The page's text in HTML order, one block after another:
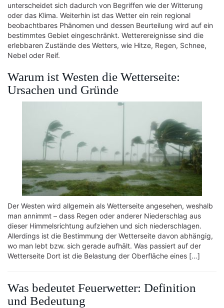
unterscheidet sich dadurch von Begriffen wie der Witterung
oder das Klima. Weiterhin ist das Wetter ein rein regional
beobachtbares Phänomen und dessen Beurteilung wird auf ein
bestimmtes Gebiet eingeschränkt. Wetterereignisse sind die
erlebbaren Zustände des Wetters, wie Hitze, Regen, Schnee,
Nebel oder Reif.
Warum ist Westen die Wetterseite:
Ursachen und Gründe
Der Westen wird allgemein als Wetterseite angesehen, weshalb
man annimmt – dass Regen oder anderer Niederschlag aus
dieser Himmelsrichtung aufziehen und sich niederschlagen.
Allerdings ist die Bestimmung der Wetterseite davon abhängig,
wo man lebt bzw. sich gerade aufhält. Was passiert auf der
Wetterseite Dort ist die Belastung der Oberfläche eines […]
Was bedeutet Feuerwetter: Definition
und Bedeutung